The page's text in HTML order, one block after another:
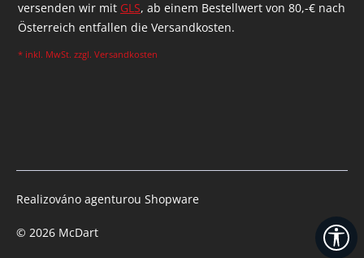
versenden wir mit GLS, ab einem Bestellwert von 80,-€ nach
Österreich entfallen die Versandkosten.
* inkl. MwSt. zzgl. Versandkosten
© 2026 McDart
Realizováno agenturou Shopware